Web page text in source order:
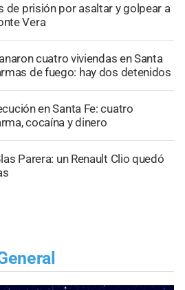
de prisión por asaltar y golpear a
Vera
cuatro viviendas en Santa
de fuego: hay dos detenidos
en Santa Fe: cuatro
cocaína y dinero
Parera: un Renault Clio quedó